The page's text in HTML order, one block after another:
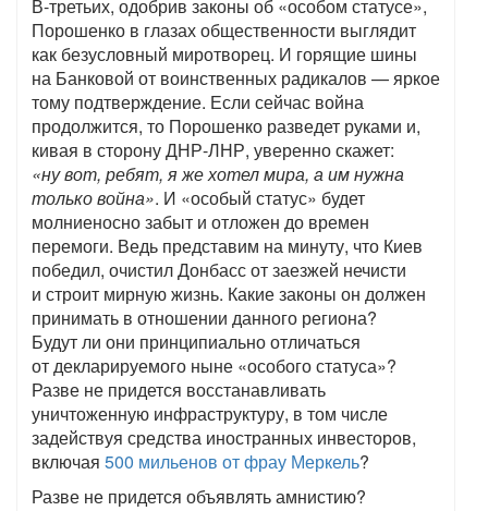
В-третьих, одобрив законы об «особом статусе»,
Порошенко в глазах общественности выглядит
как безусловный миротворец. И горящие шины
на Банковой от воинственных радикалов — яркое
тому подтверждение. Если сейчас война
продолжится, то Порошенко разведет руками и,
кивая в сторону ДНР-ЛНР, уверенно скажет:
«ну вот, ребят, я же хотел мира, а им нужна
только война». И «особый статус» будет
молниеносно забыт и отложен до времен
перемоги. Ведь представим на минуту, что Киев
победил, очистил Донбасс от заезжей нечисти
и строит мирную жизнь. Какие законы он должен
принимать в отношении данного региона?
Будут ли они принципиально отличаться
от декларируемого ныне «особого статуса»?
Разве не придется восстанавливать
уничтоженную инфраструктуру, в том числе
задействуя средства иностранных инвесторов,
включая 500 мильенов от фрау Меркель?
Разве не придется объявлять амнистию?